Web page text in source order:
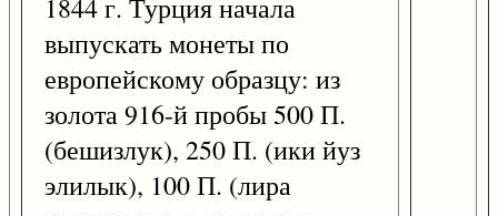
1844 г. Турция начала
выпускать монеты по
европейскому образцу: из
золота 916-й пробы 500 П.
(бешизлук), 250 П. (ики йуз
элилык), 100 П. (лира